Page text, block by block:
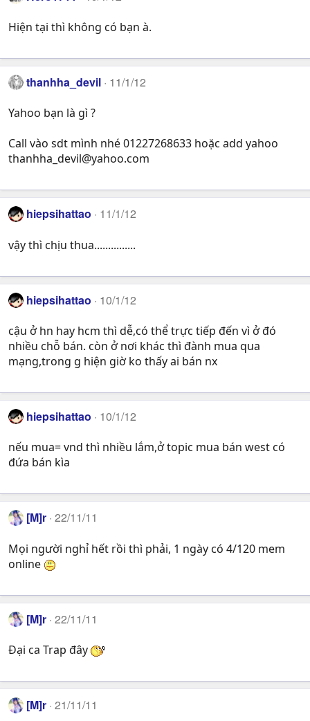
Hiện tại thì không có bạn à.
thanhha_devil 11/1/12
Yahoo bạn là gì ?
Call vào sdt mình nhé 01227268633 hoặc add yahoo
thanhha_devil@yahoo.com
hiepsihattao 11/1/12
vậy thì chịu thua...............
hiepsihattao 10/1/12
cậu ở hn hay hcm thì dễ,có thể trực tiếp đến vì ở đó
nhiều chỗ bán. còn ở nơi khác thì đành mua qua
mạng,trong g hiện giờ ko thấy ai bán nx
hiepsihattao 10/1/12
nếu mua= vnd thì nhiều lắm,ở topic mua bán west có
đứa bán kìa
[M]r 22/11/11
Mọi người nghỉ hết rồi thì phải, 1 ngày có 4/120 mem
online
[M]r 22/11/11
Đại ca Trap đây
[M]r 21/11/11